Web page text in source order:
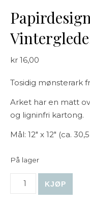
Papirdesign
kr 16,00
Tosidig mønsterark
Arket har en matt
og ligninfri kartong.
Mål: 12″ x 12″ (ca.
På lager
KJØP